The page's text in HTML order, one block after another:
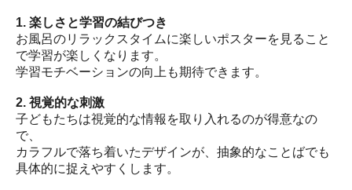
1. 楽しさと学習の結びつき
お風呂のリラックスタイムに楽しいポスターを見ること
で学習が楽しくなります。
学習モチベーションの向上も期待できます。
2. 視覚的な刺激
子どもたちは視覚的な情報を取り入れるのが得意なの
で、
カラフルで落ち着いたデザインが、抽象的なことばでも
具体的に捉えやすくします。